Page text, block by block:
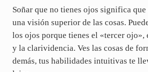
Soñar que no tienes ojos significa
una visión superior de las cosas.
los ojos porque tienes el «tercer
y la clarividencia. Ves las cosas de
demás, tus habilidades intuitivas te